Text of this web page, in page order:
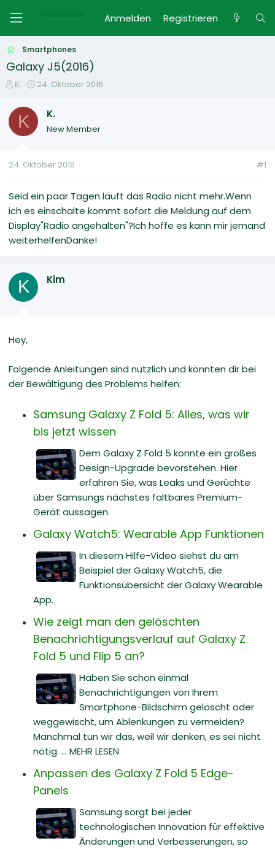
Anmelden Registrieren
Smartphones
Galaxy J5(2016)
E
s
e
e
K.
E
t
t
m
24. Oktober 2016
K K.
New Member
24. Oktober 2016 #1
Seid ein paar Tagen läuft das Radio nicht mehr.Wenn
ich es einschalte kommt sofort die Meldung auf dem
Display"Radio angehalten"?Ich hoffe es kann mir jemand
weiterhelfenDanke!
K Kim
Hey,
Folgende Anleitungen sind nützlich und könnten dir bei
der Bewältigung des Problems helfen:
Samsung Galaxy Z Fold 5: Alles, was wir
bis jetzt wissen
Dem Galaxy Z Fold 5 könnte ein großes
Design-Upgrade bevorstehen. Hier
erfahren Sie, was Leaks und Gerüchte
über Samsungs nächstes faltbares Premium-
Gerät aussagen.
Galaxy Watch5: Wearable App Funktionen
In diesem Hilfe-Video siehst du am
Beispiel der Galaxy Watch5, die
Funktionsübersicht der Galaxy Wearable
App.
Wie zeigt man den gelöschten
Benachrichtigungsverlauf auf Galaxy Z
Fold 5 und Flip 5 an?
Haben Sie schon einmal
Benachrichtigungen von Ihrem
Smartphone-Bildschirm gelöscht oder
weggewischt, um Ablenkungen zu vermeiden?
Manchmal tun wir das, weil wir denken, es sei nicht
nötig. ... MEHR LESEN
Anpassen des Galaxy Z Fold 5 Edge-
Panels
Samsung sorgt bei jeder
technologischen Innovation für effektive
Änderungen und Verbesserungen, so